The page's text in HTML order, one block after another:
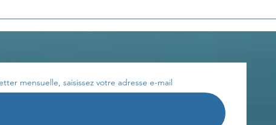
comme les autres...
mensuelle, saisissez votre adresse e-mail